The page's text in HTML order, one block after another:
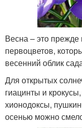
Весна – это прежде
первоцветов,
весенний облик
Для открытых
гиацинты и
хионодоксы,
осенью можно